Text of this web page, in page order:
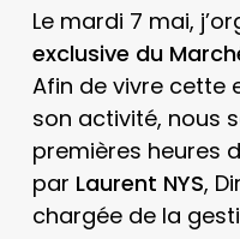
Le mardi 7 mai,
exclusive du
Afin de vivre cette
son activité, nous
premières heures
par Laurent NYS,
chargée de la